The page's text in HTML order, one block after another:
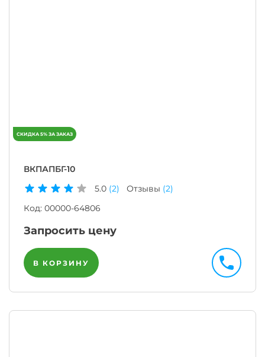
ВКПАПБГ-10
5.0 (2) Отзывы (2)
Код: 00000-64806
Запросить цену
В КОРЗИНУ